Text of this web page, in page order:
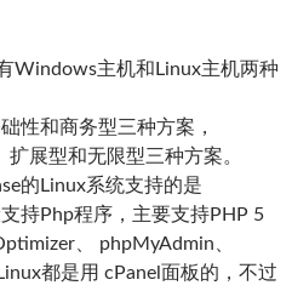
Windows主机和Linux主机两种
性和商务型三种方案，
展型和无限型三种方案。
的Linux系统支持的是
持Php程序，主要支持PHP 5
、 phpMyAdmin、
都是用 cPanel面板的，不过